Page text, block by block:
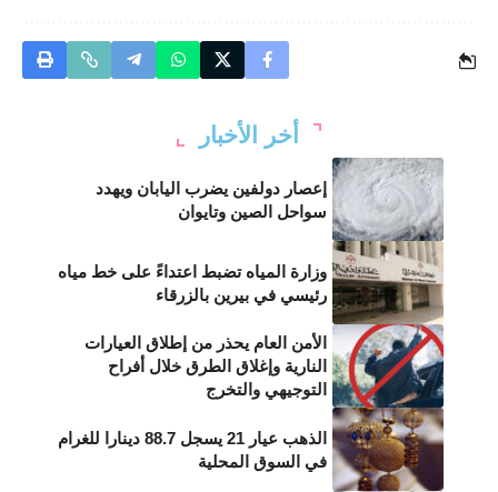
أخر الأخبار
إعصار دولفين يضرب اليابان ويهدد
سواحل الصين وتايوان
وزارة المياه تضبط اعتداءً على خط مياه
رئيسي في بيرين بالزرقاء
الأمن العام يحذر من إطلاق العيارات
النارية وإغلاق الطرق خلال أفراح
التوجيهي والتخرج
الذهب عيار 21 يسجل 88.7 دينارا للغرام
في السوق المحلية